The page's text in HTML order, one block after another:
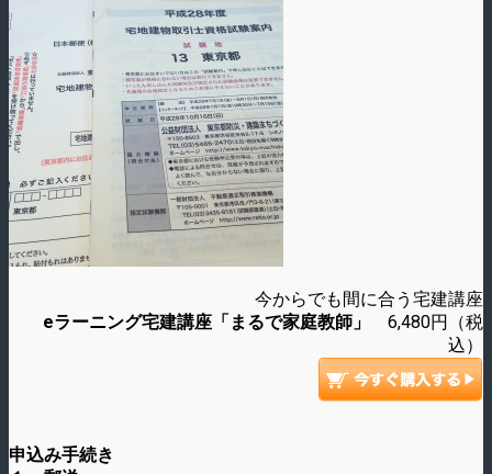
今からでも間に合う宅建講座
eラーニング宅建講座「まるで家庭教師」
6,480円（税
込）
申込み手続き